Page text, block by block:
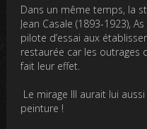
Dans un même temps, la
Jean Casale (1893-1923),
pilote d’essai aux
restaurée car les
fait leur effet.
Le mirage III aurait lui
peinture !